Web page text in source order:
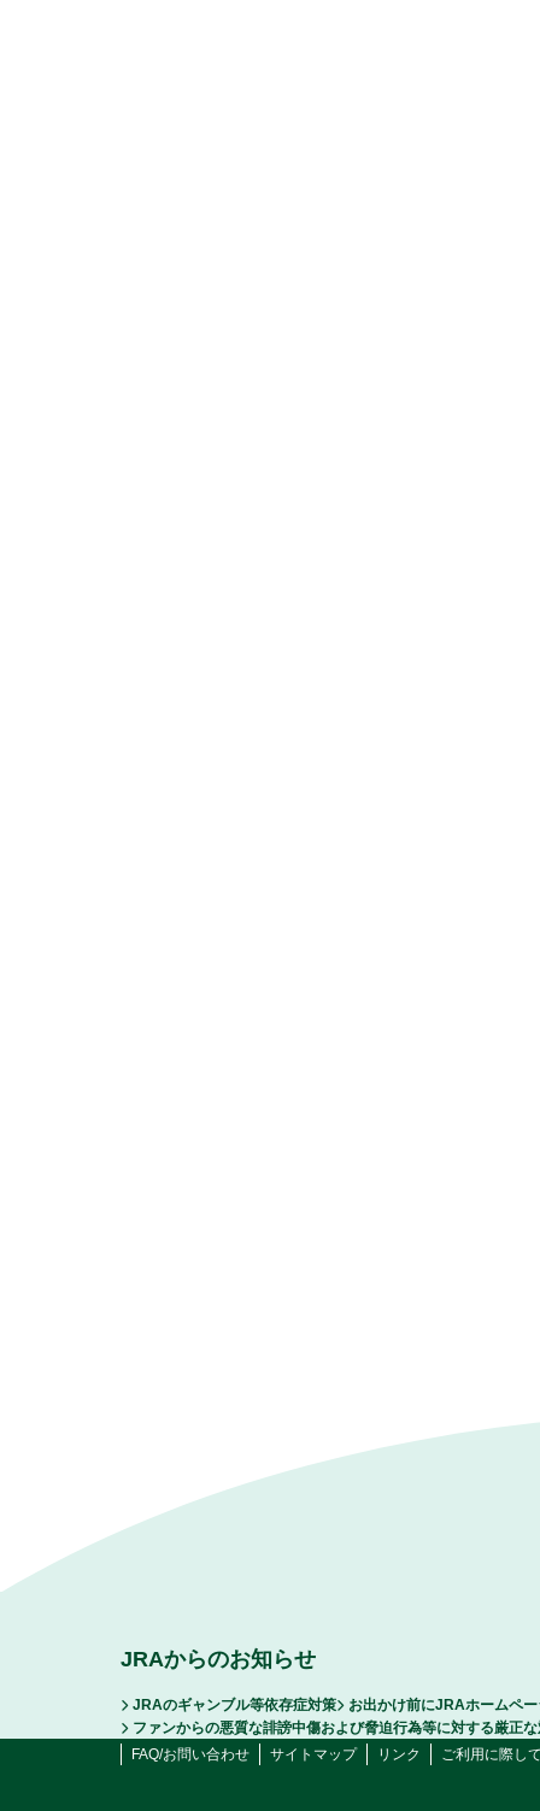
JRAからのお知らせ
JRAのギャンブル等依存症対策
お出かけ前にJRAホームペ
ファンからの悪質な誹謗中傷および脅迫行為等に対する厳正
FAQ/お問い合わせ
サイトマップ リンク ご利用に際し